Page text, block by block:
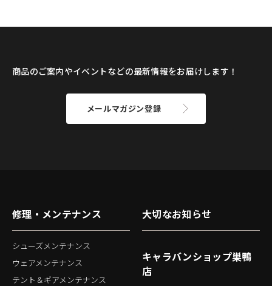
商品のご案内やイベントなどの最新情報をお届けします！
メールマガジン登録
修理・メンテナンス
シューズメンテナンス
ウェアメンテナンス
テント＆ギアメンテナンス
大切なお知らせ
キャラバンショップ巣鴨
店